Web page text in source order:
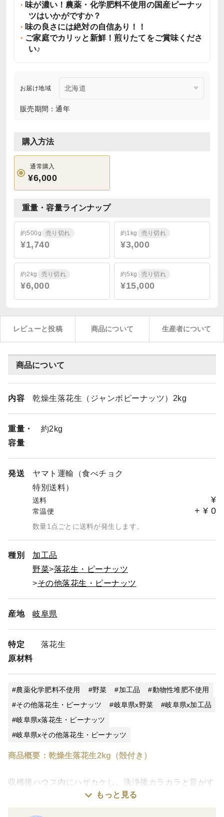
味が濃い！農薬・化学肥料不使用の国産ピーナッ
ツはいかがですか？
味の良さには絶対の自信あり！！
ご家庭でカリッと新鮮！煎りたてをご賞味くださ
い♪
お届け地域
販売期間：通年
購入方法
通常購入
¥6,000
重量・容量ラインナップ
約500g 売り切れ
¥1,740
約1kg 売り切れ
¥3,000
約2kg 売り切れ
¥6,000
約5kg 売り切れ
¥15,000
レビューと投稿 商品について 生産者について
商品について
内容 乾燥生落花生（ジャンボピーナッツ）2kg
重量・
容量
約2kg
発送
ヤマト運輸（食べチョク
特別送料）
送料 ¥
常温便 + ¥ 0
数量1点ごとに送料が発生します。
種別
加工品
野菜 落花生・ピーナッツ
その他落花生・ピーナッツ
産地 岐阜県
特定
原材料
落花生
農薬化学肥料不使用 野菜 加工品
動物性堆肥不使用
その他落花生・ピーナッツ
岐阜県x野菜
岐阜県x加工品
岐阜県x落花生・ピーナッツ
岐阜県xその他落花生・ピーナッツ
商品概要：乾燥生落花生2kg（殻付き）
収穫後ハウス内にハザカケし、洗浄後カラカラと音がす
るまで天日乾燥させた生ピーナッツです。
もっと見る